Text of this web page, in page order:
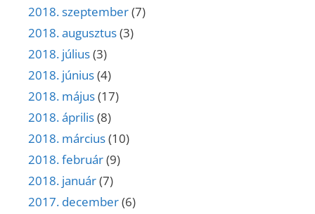
2018. szeptember(7)
2018. augusztus(3)
2018. július(3)
2018. június(4)
2018. május(17)
2018. április(8)
2018. március(10)
2018. február(9)
2018. január(7)
2017. december(6)